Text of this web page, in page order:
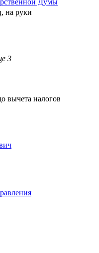
Думы
на руки
3
вычета налогов